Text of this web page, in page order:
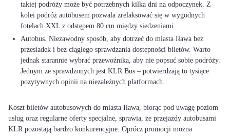
takiej podróży może być potrzebnych kilka dni na odpoczynek. Z
kolei podróż autobusem pozwala zrelaksować się w wygodnych
fotelach XXL z odstępem 80 cm między siedzeniami.
Autobus. Niezawodny sposób, aby dotrzeć do miasta Iława bez
przesiadek i bez ciągłego sprawdzania dostępności biletów. Warto
jednak starannie wybrać przewoźnika, aby nie popsuć sobie podróży.
Jednym ze sprawdzonych jest KLR Bus – potwierdzają to tysiące
pozytywnych opinii na niezależnych platformach.
Koszt biletów autobusowych do miasta Iława, biorąc pod uwagę poziom
usług oraz regularne oferty specjalne, sprawia, że przejazdy autobusami
KLR pozostają bardzo konkurencyjne. Oprócz promocji można